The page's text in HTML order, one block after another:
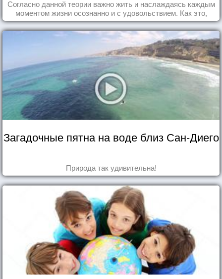
Согласно данной теории важно жить и наслаждаясь каждым
моментом жизни осознанно и с удовольствием. Как это,
попробуем разобраться на реальных примерах.
Загадочные пятна на воде близ Сан-Диего
Природа так удивительна!